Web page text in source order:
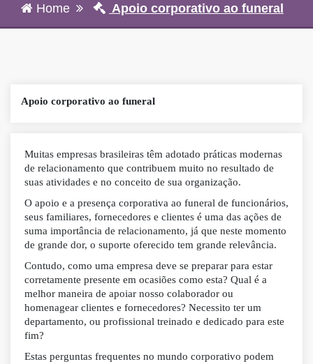
Home Apoio corporativo ao funeral
Apoio corporativo ao funeral
Muitas empresas brasileiras têm adotado práticas modernas
de relacionamento que contribuem muito no resultado de
suas atividades e no conceito de sua organização.
O apoio e a presença corporativa ao funeral de funcionários,
seus familiares, fornecedores e clientes é uma das ações de
suma importância de relacionamento, já que neste momento
de grande dor, o suporte oferecido tem grande relevância.
Contudo, como uma empresa deve se preparar para estar
corretamente presente em ocasiões como esta? Qual é a
melhor maneira de apoiar nosso colaborador ou
homenagear clientes e fornecedores? Necessito ter um
departamento, ou profissional treinado e dedicado para este
fim?
Estas perguntas frequentes no mundo corporativo podem